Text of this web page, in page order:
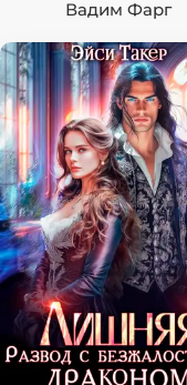
Вадим Фарг